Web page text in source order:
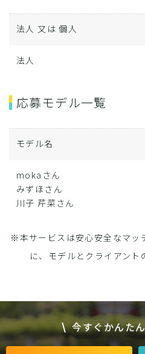
法人 又は 個人
法人
応募モデル一覧
モデル名
mokaさん
みずほさん
川子 芹菜さん
※本サービスは安心安全なマッ
に、モデルとクライアン
今すぐかんた